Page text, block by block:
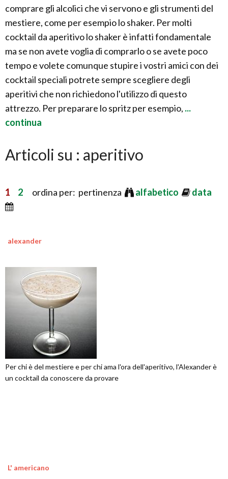
comprare gli alcolici che vi servono e gli strumenti del
mestiere, come per esempio lo shaker. Per molti
cocktail da aperitivo lo shaker è infatti fondamentale
ma se non avete voglia di comprarlo o se avete poco
tempo e volete comunque stupire i vostri amici con dei
cocktail speciali potrete sempre scegliere degli
aperitivi che non richiedono l'utilizzo di questo
attrezzo. Per preparare lo spritz per esempio, ...
continua
Articoli su : aperitivo
1 2 ordina per: pertinenza alfabetico data
alexander
Per chi è del mestiere e per chi ama l'ora dell'aperitivo, l'Alexander è
un cocktail da conoscere da provare
L' americano